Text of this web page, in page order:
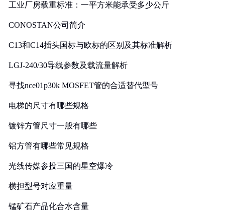
工业厂房载重标准：一平方米能承受多少公斤
CONOSTAN公司简介
C13和C14插头国标与欧标的区别及其标准解析
LGJ-240/30导线参数及载流量解析
寻找nce01p30k MOSFET管的合适替代型号
电梯的尺寸有哪些规格
镀锌方管尺寸一般有哪些
铝方管有哪些常见规格
光线传媒参投三国的星空爆冷
横担型号对应重量
锰矿石产品化合水含量